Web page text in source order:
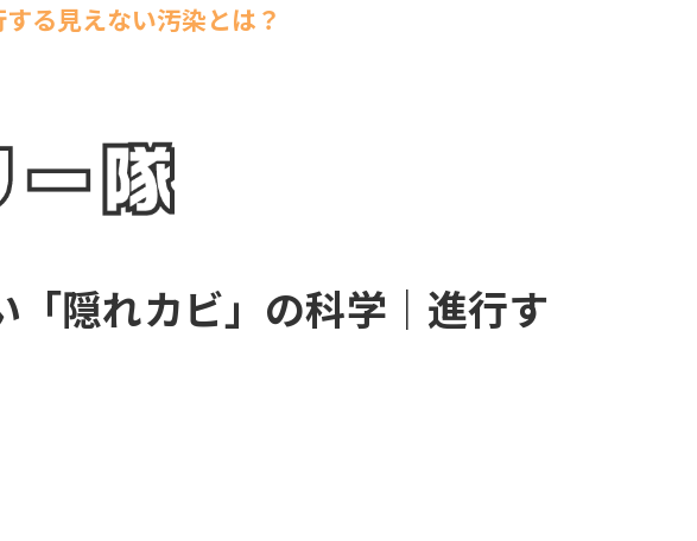
る見えない汚染とは？
「隠れカビ」の科学｜進行す